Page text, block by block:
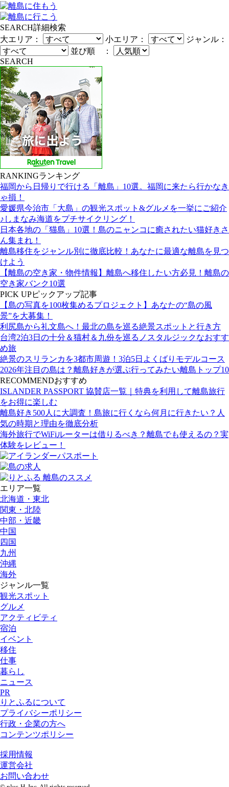
SEARCH詳細検索
大エリア：
小エリア：
ジャンル：
並び順 ：
SEARCH
RANKINGランキング
福岡から日帰りで行ける「離島」10選。福岡に来たら行かなき
ゃ損！
愛媛県今治市「大島」の観光スポット&グルメを一挙にご紹介
♪しまなみ海道をプチサイクリング！
日本各地の「猫島」10選！島のニャンコに癒されたい猫好きさ
ん集まれ！
離島移住をジャンル別に徹底比較！あなたに最適な離島を見つ
けよう
【離島の空き家・物件情報】離島へ移住したい方必見！離島の
空き家バンク10選
PICK UPピックアップ記事
【島の写真を100枚集めるプロジェクト】あなたの“島の風
景”を大募集！
利尻島から礼文島へ！最北の島を巡る絶景スポットと行き方
台湾2泊3日の十分＆猫村＆九份を巡るノスタルジックなおすす
め旅
絶景のスリランカを3都市周遊！3泊5日よくばりモデルコース
2026年注目の島は？離島好きが選ぶ行ってみたい離島トップ10
RECOMMENDおすすめ
ISLANDER PASSPORT 協賛店一覧｜特典を利用して離島旅行
をお得に楽しむ
離島好き500人に大調査！島旅に行くなら何月に行きたい？人
気の時期と理由を徹底分析
海外旅行でWiFiルーターは借りるべき？離島でも使えるの？実
体験をレビュー！
エリア一覧
北海道・東北
関東・北陸
中部・近畿
中国
四国
九州
沖縄
海外
ジャンル一覧
観光スポット
グルメ
アクティビティ
宿泊
イベント
移住
仕事
暮らし
ニュース
PR
りとふるについて
プライバシーポリシー
行政・企業の方へ
コンテンツポリシー
採用情報
運営会社
お問い合わせ